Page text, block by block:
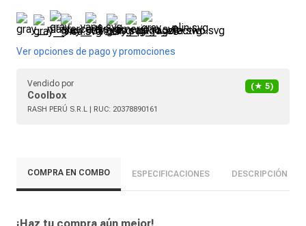
Ver opciones de pago y promociones
Vendido por
Coolbox
(★ 5)
RASH PERÚ S.R.L | RUC: 20378890161
COMPRA EN COMBO ESPECIFICACIONES DESCRIPCIÓN